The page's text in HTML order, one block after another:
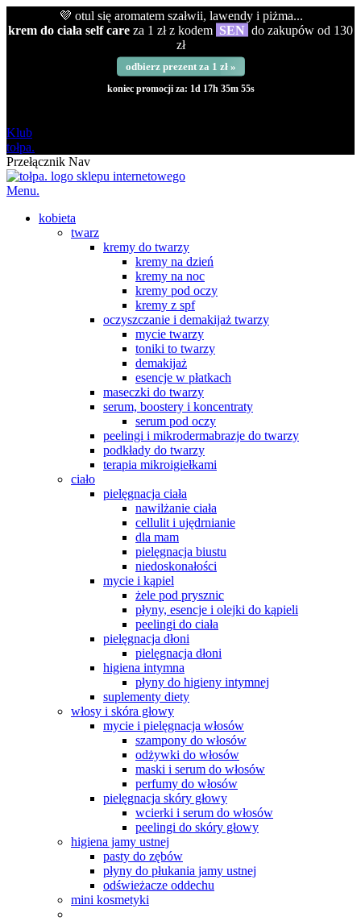
💜 otul się aromatem szałwii, lawendy i piżma...
krem do ciała self care za 1 zł z kodem SEN do zakupów od 130
zł
odbierz prezent za 1 zł »
koniec promocji za: 1d 17h 35m 54s
Klub
tołpa.
Przełącznik Nav
Menu.
kobieta
twarz
kremy do twarzy
kremy na dzień
kremy na noc
kremy pod oczy
kremy z spf
oczyszczanie i demakijaż twarzy
mycie twarzy
toniki to twarzy
demakijaż
esencje w płatkach
maseczki do twarzy
serum, boostery i koncentraty
serum pod oczy
peelingi i mikrodermabrazje do twarzy
podkłady do twarzy
terapia mikroigiełkami
ciało
pielęgnacja ciała
nawilżanie ciała
cellulit i ujędrnianie
dla mam
pielęgnacja biustu
niedoskonałości
mycie i kąpiel
żele pod prysznic
płyny, esencje i olejki do kąpieli
peelingi do ciała
pielęgnacja dłoni
pielęgnacja dłoni
higiena intymna
płyny do higieny intymnej
suplementy diety
włosy i skóra głowy
mycie i pielęgnacja włosów
szampony do włosów
odżywki do włosów
maski i serum do włosów
perfumy do włosów
pielęgnacja skóry głowy
wcierki i serum do włosów
peelingi do skóry głowy
higiena jamy ustnej
pasty do zębów
płyny do płukania jamy ustnej
odświeżacze oddechu
mini kosmetyki